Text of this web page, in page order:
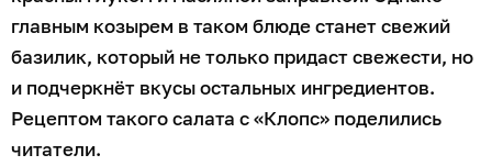
главным козырем в таком блюде станет свежий
базилик, который не только придаст свежести, но
и подчеркнёт вкусы остальных ингредиентов.
Рецептом такого салата с «Клопс» поделились
читатели.